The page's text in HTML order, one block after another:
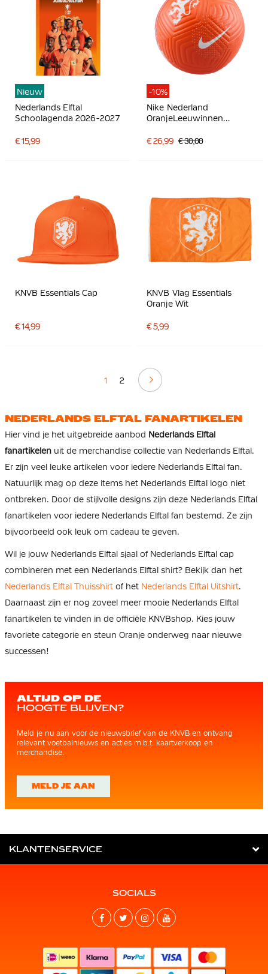
Nieuw
Nederlands Elftal
Schoolagenda 2026-2027
€ 15,99
-10%
Nike Nederland
OranjeLeeuwinnen
2025-2027 Oranje Wit
€ 26,99 € 30,00
KNVB Essentials Cap
€ 14,99
KNVB Vlag Essentials
Oranje Wit
€ 5,99
1 2 Volgende
NEDERLANDS ELFTAL FANARTIKELEN
Hier vind je het uitgebreide aanbod Nederlands Elftal
fanartikelen uit de merchandise collectie van Nederlands Elftal.
Er zijn veel leuke artikelen voor iedere Nederlands Elftal fan.
Natuurlijk mag op deze items het Nederlands Elftal logo niet
ontbreken. Door de stijlvolle designs zijn deze Nederlands Elftal
fanartikelen voor iedere Nederlands Elftal fan bestemd. Ze zijn
bijvoorbeeld ook leuk om cadeau te geven.
Wil je jouw Nederlands Elftal sjaal of Nederlands Elftal cap
combineren met een Nederlands Elftal shirt? Bekijk dan het
Nederlands Elftal Thuisshirt of het Nederlands Elftal Uitshirt.
Daarnaast zijn er nog zoveel meer mooie Nederlands Elftal
fanartikelen te vinden in de officiële KNVBshop. Kies jouw
favoriete categorie en steun Oranje onderweg naar nieuwe
successen!
ALTIJD OP DE
HOOGTE BLIJVEN?
Meld je nu aan voor de nieuwsbrief van de KNVB en ontvang
relevant voetbalnieuws en acties m.b.t. kaartverkoop en
merchandise.
MELD JE AAN
KLANTENSERVICE
SOCIALS